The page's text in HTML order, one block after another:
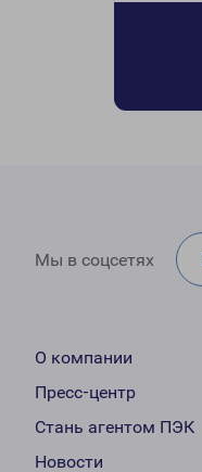
Мы в соцсетях
О компании
Пресс-центр
Стань агентом ПЭК
Новости